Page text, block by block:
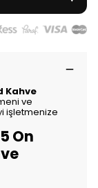
Kahve
ve
işletmenize
On